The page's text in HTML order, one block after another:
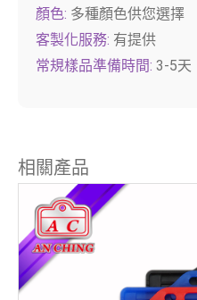
顏色: 多種顏色供您選擇
客製化服務: 有提供
常規樣品準備時間: 3-5天
相關產品